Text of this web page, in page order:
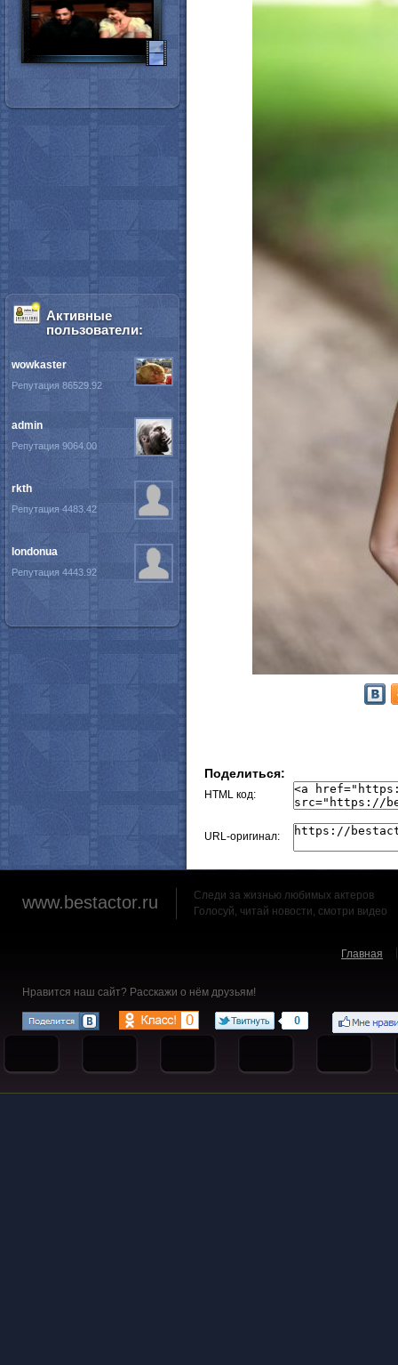
Поделиться:
HTML код:
URL-оригинал:
Активные
пользователи:
wowkaster
Репутация 86529.92
admin
Репутация 9064.00
rkth
Репутация 4483.42
londonua
Репутация 4443.92
www.bestactor.ru
Следи за жизнью любимых актеров
Голосуй, читай новости, смотри видео
Главная
Нравится наш сайт? Расскажи о нём друзьям!